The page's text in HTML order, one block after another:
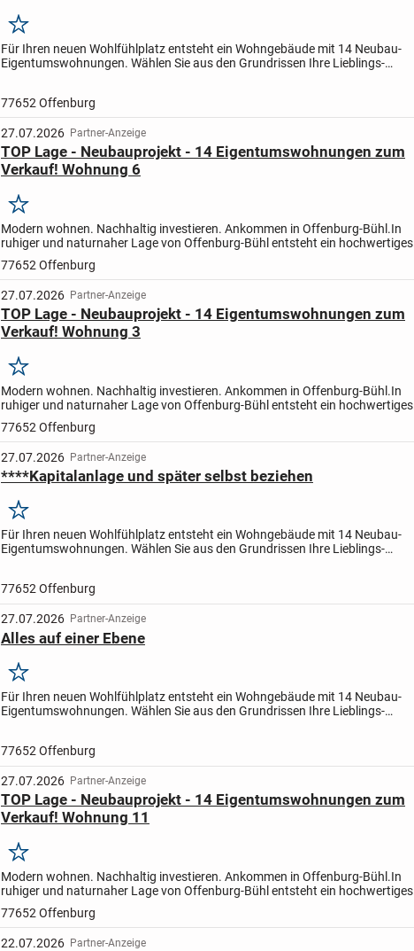
Merken
Für Ihren neuen Wohlfühlplatz entsteht ein Wohngebäude mit 14 Neubau-
Eigentumswohnungen. Wählen Sie aus den Grundrissen Ihre Lieblings-
77652 Offenburg
27.07.2026 Partner-Anzeige
TOP Lage - Neubauprojekt - 14 Eigentumswohnungen zum
Verkauf! Wohnung 6
Merken
Modern wohnen. Nachhaltig investieren. Ankommen in Offenburg-Bühl.In
ruhiger und naturnaher Lage von Offenburg-Bühl entsteht ein hochwertiges
Mehrfamilienhaus mit nur 14 exklusiven Neubau-Eigentumsw...
77652 Offenburg
27.07.2026 Partner-Anzeige
TOP Lage - Neubauprojekt - 14 Eigentumswohnungen zum
Verkauf! Wohnung 3
Merken
Modern wohnen. Nachhaltig investieren. Ankommen in Offenburg-Bühl.In
ruhiger und naturnaher Lage von Offenburg-Bühl entsteht ein hochwertiges
Mehrfamilienhaus mit nur 14 exklusiven Neubau-Eigentumsw...
77652 Offenburg
27.07.2026 Partner-Anzeige
****Kapitalanlage und später selbst beziehen
Merken
Für Ihren neuen Wohlfühlplatz entsteht ein Wohngebäude mit 14 Neubau-
Eigentumswohnungen. Wählen Sie aus den Grundrissen Ihre Lieblings-
77652 Offenburg
27.07.2026 Partner-Anzeige
Alles auf einer Ebene
Merken
Für Ihren neuen Wohlfühlplatz entsteht ein Wohngebäude mit 14 Neubau-
Eigentumswohnungen. Wählen Sie aus den Grundrissen Ihre Lieblings-
77652 Offenburg
27.07.2026 Partner-Anzeige
TOP Lage - Neubauprojekt - 14 Eigentumswohnungen zum
Verkauf! Wohnung 11
Merken
Modern wohnen. Nachhaltig investieren. Ankommen in Offenburg-Bühl.In
ruhiger und naturnaher Lage von Offenburg-Bühl entsteht ein hochwertiges
Mehrfamilienhaus mit nur 14 exklusiven Neubau-Eigentumsw...
77652 Offenburg
22.07.2026 Partner-Anzeige